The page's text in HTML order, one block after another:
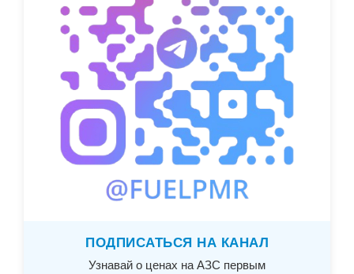
ПОДПИСАТЬСЯ НА КАНАЛ
Узнавай о ценах на АЗС первым